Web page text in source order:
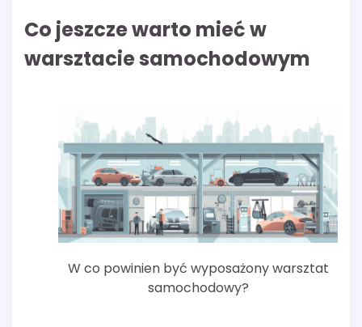
Co jeszcze warto mieć w
warsztacie samochodowym
W co powinien być wyposażony warsztat
samochodowy?